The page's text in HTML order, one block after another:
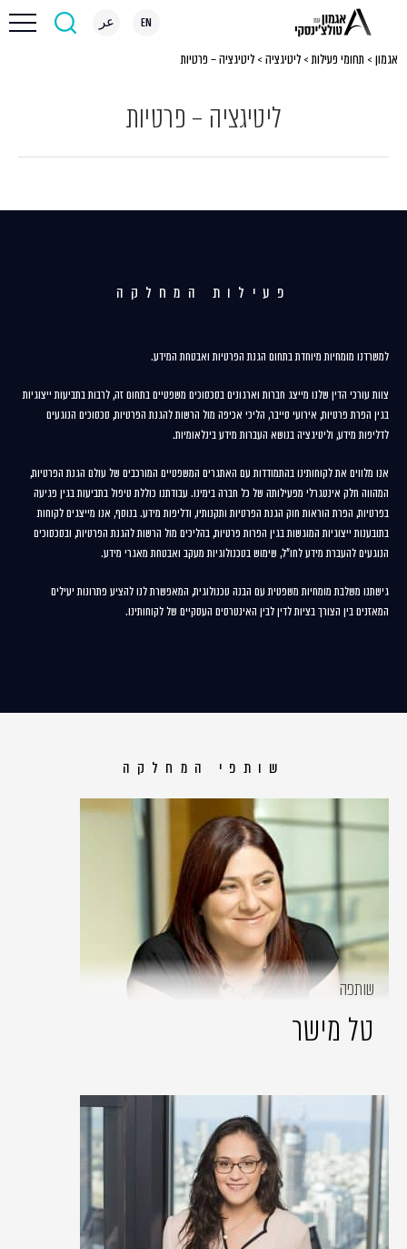
EN عر
אגמון > תחומי פעילות> ליטיגציה > ליטיגציה – פרטיות
ליטיגציה – פרטיות
פעילות המחלקה
למשרדנו מומחיות מיוחדת בתחום הגנת הפרטיות ואבטחת המידע.
צוות עורכי הדין שלנו מייצג חברות וארגונים בסכסוכים משפטיים בתחום זה, לרבות בתביעות ייצוגיות
בגין הפרת פרטיות, אירועי סייבר, הליכי אכיפה מול הרשות להגנת הפרטיות, סכסוכים הנוגעים
לדליפות מידע, וליטיגציה בנושא העברות מידע בינלאומיות.
אנו מלווים את לקוחותינו בהתמודדות עם האתגרים המשפטיים המורכבים של עולם הגנת הפרטיות,
המהווה חלק אינטגרלי מפעילותה של כל חברה בימינו. עבודתנו כוללת טיפול בתביעות בגין פגיעה
בפרטיות, הפרת הוראות חוק הגנת הפרטיות ותקנותיו, ודליפות מידע. בנוסף, אנו מייצגים לקוחות
בתובענות ייצוגיות המוגשות בגין הפרות פרטיות, בהליכים מול הרשות להגנת הפרטיות, ובסכסוכים
הנוגעים להעברת מידע לחו"ל, שימוש בטכנולוגיות מעקב ואבטחת מאגרי מידע.
גישתנו משלבת מומחיות משפטית עם הבנה טכנולוגית, המאפשרת לנו להציע פתרונות יעילים
המאזנים בין הצורך בציות לדין לבין האינטרסים העסקיים של לקוחותינו.
שותפי המחלקה
שותפה
טל מישר